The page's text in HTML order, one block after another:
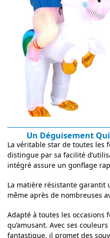
Un Déguisement
La véritable star de toutes les
distingue par sa facilité
intégré assure un gonflage
La matière résistante garantit
même après de nombreuses
Adapté à toutes les occasions
qu’amusant. Avec ses
fantastique, il promet des